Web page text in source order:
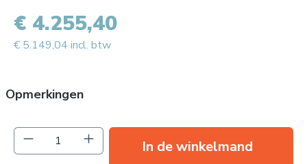
Opmerkingen
€ 4.255,40
€ 5.149,04 incl. btw
Producthoeveelheid: Voer de gewenste
In de winkelmand